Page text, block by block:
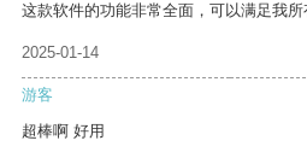
这款软件的功能非常全面，可以满足我所
2025-01-14
游客
超棒啊 好用